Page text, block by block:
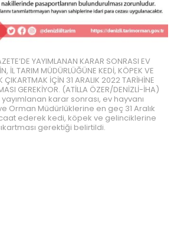
YAYIMLANAN KARAR SONRASI EV
İL TARIM MÜDÜRLÜĞÜNE KEDİ, KÖPEK VE
ÇIKARTMAK İÇİN 31 ARALIK 2022 TARİHİNE
GEREKİYOR. (ATİLLA ÖZER/DENİZLİ-İHA)
karar sonrası, ev hayvanı
Orman Müdürlüklerine en geç 31 Aralık
ederek kedi, köpek ve gelinciklerine
gerektiği belirtildi.